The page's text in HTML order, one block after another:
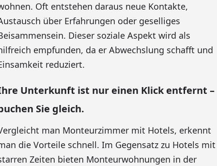
Oft entstehen daraus neue Kontakte,
über Erfahrungen oder geselliges
Dieser soziale Aspekt wird als
empfunden, da er Abwechslung schafft und
reduziert.
Unterkunft ist nur einen Klick entfernt –
Sie gleich.
man Monteurzimmer mit Hotels, erkennt
die Vorteile schnell. Im Gegensatz zu Hotels mit
Zeiten bieten Monteurwohnungen in der